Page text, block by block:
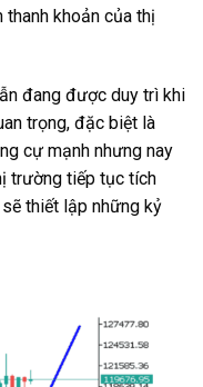
thanh khoản của thị
đang được duy trì khi
trọng, đặc biệt là
cự mạnh nhưng nay
trường tiếp tục tích
thiết lập những kỷ